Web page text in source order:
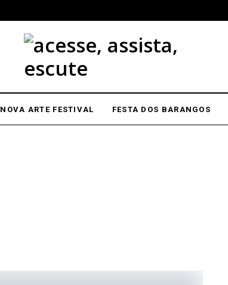
NOVA ARTE FESTIVAL FESTA DOS BARANGOS